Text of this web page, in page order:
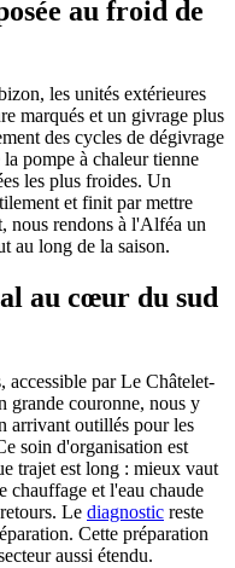
au froid de
les unités extérieures
marqués et un givrage plus
des cycles de dégivrage
pompe à chaleur tienne
les plus froides. Un
et finit par mettre
nous rendons à l'Alféa un
au long de la saison.
au cœur du sud
accessible par Le Châtelet-
grande couronne, nous y
arrivant outillés pour les
soin d'organisation est
trajet est long : mieux vaut
chauffage et l'eau chaude
Le diagnostic reste
Cette préparation
aussi étendu.